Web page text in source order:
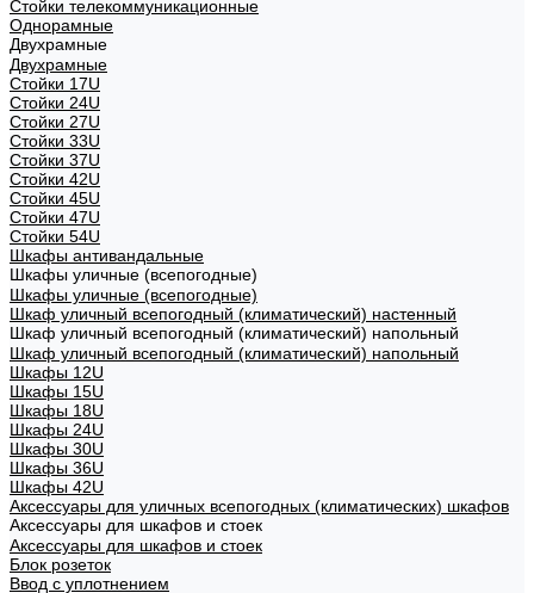
Стойки телекоммуникационные
Однорамные
Двухрамные
Двухрамные
Стойки 17U
Стойки 24U
Стойки 27U
Стойки 33U
Стойки 37U
Стойки 42U
Стойки 45U
Стойки 47U
Стойки 54U
Шкафы антивандальные
Шкафы уличные (всепогодные)
Шкафы уличные (всепогодные)
Шкаф уличный всепогодный (климатический) настенный
Шкаф уличный всепогодный (климатический) напольный
Шкаф уличный всепогодный (климатический) напольный
Шкафы 12U
Шкафы 15U
Шкафы 18U
Шкафы 24U
Шкафы 30U
Шкафы 36U
Шкафы 42U
Аксессуары для уличных всепогодных (климатических) шкафов
Аксессуары для шкафов и стоек
Аксессуары для шкафов и стоек
Блок розеток
Ввод с уплотнением